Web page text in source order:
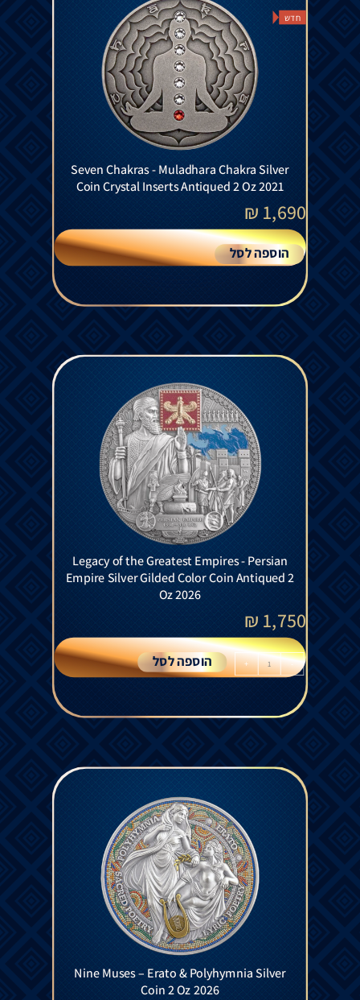
חדש
Seven Chakras - Muladhara Chakra Silver
Coin Crystal Inserts Antiqued 2 Oz 2021
1,690
₪
הוספה לסל
Legacy of the Greatest Empires - Persian
Empire Silver Gilded Color Coin Antiqued 2
Oz 2026
1,750
₪
-
+ הוספה לסל
Nine Muses – Erato & Polyhymnia Silver
Coin 2 Oz 2026